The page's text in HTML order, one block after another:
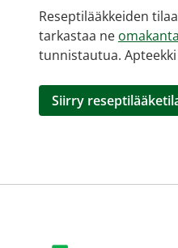
Reseptilääkkeiden
tarkastaa ne
tunnistautua.
Siirry